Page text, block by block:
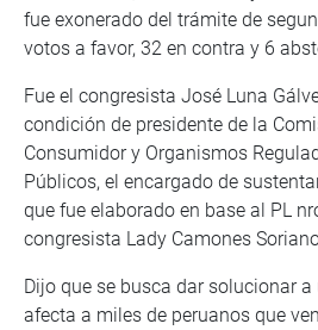
fue exonerado del trámite de
votos a favor, 32 en contra y 6
Fue el congresista José Luna
condición de presidente de la
Consumidor y Organismos
Públicos, el encargado de
que fue elaborado en base al PL
congresista Lady Camones
Dijo que se busca dar solucionar
afecta a miles de peruanos que